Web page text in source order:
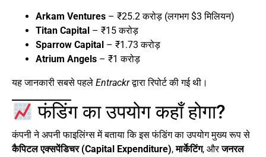
Arkam Ventures – ₹25.2 करोड़ (लगभग $3 मिलियन)
Titan Capital – ₹15 करोड़
Sparrow Capital – ₹1.73 करोड़
Atrium Angels – ₹1 करोड़
यह जानकारी सबसे पहले Entrackrद्वारा रिपोर्ट की गई थी।
फंडिंग का उपयोग कहाँ होगा?
कंपनी ने अपनी फाइलिंग्स में बताया कि इस फंडिंग का उपयोग मुख्य रूप से
कैपिटल एक्सपेंडिचर (Capital Expenditure),मार्केटिंग, औरजनरल